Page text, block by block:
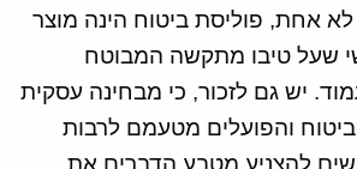
אחת, פוליסת ביטוח הינה מוצר
שעל טיבו מתקשה המבוטח
יש גם לזכור, כי מבחינה עסקית
והפועלים מטעמם לרבות
להצניע מטבע הדברים את